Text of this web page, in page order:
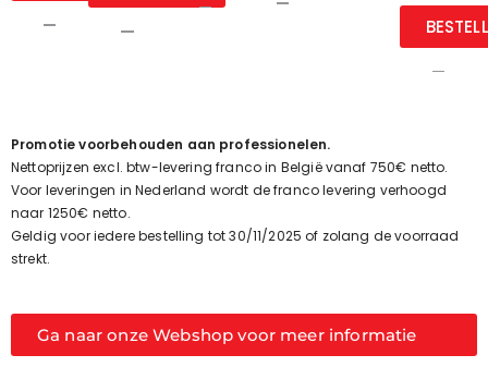
Promotie voorbehouden aan professionelen.
Nettoprijzen excl. btw-levering franco in België vanaf 750€ netto.
Voor leveringen in Nederland wordt de franco levering verhoogd
naar 1250€ netto.
Geldig voor iedere bestelling tot 30/11/2025 of zolang de voorraad
strekt.
Ga naar onze Webshop voor meer informatie